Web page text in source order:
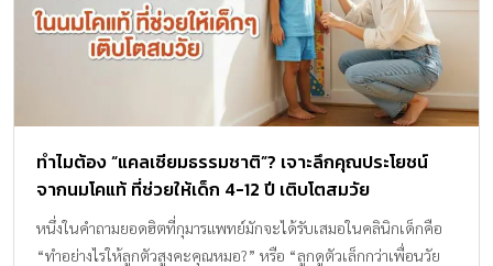
ทำไมต้อง “แคลเซียมธรรมชาติ”? เจาะลึกคุณประโยชน์
จากนมโคแท้ ที่ช่วยให้เด็ก 4-12 ปี เติบโตสมวัย
หนึ่งในคำถามยอดฮิตที่กุมารแพทย์มักจะได้รับเสมอในคลินิกเด็กคือ
“ทำอย่างไรให้ลูกตัวสูงคะคุณหมอ?” หรือ “ลูกดูตัวเล็กกว่าเพื่อนวัย